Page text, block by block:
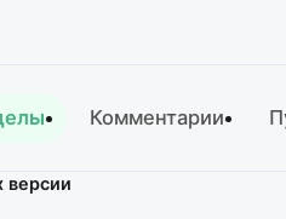
Комментарии
версии